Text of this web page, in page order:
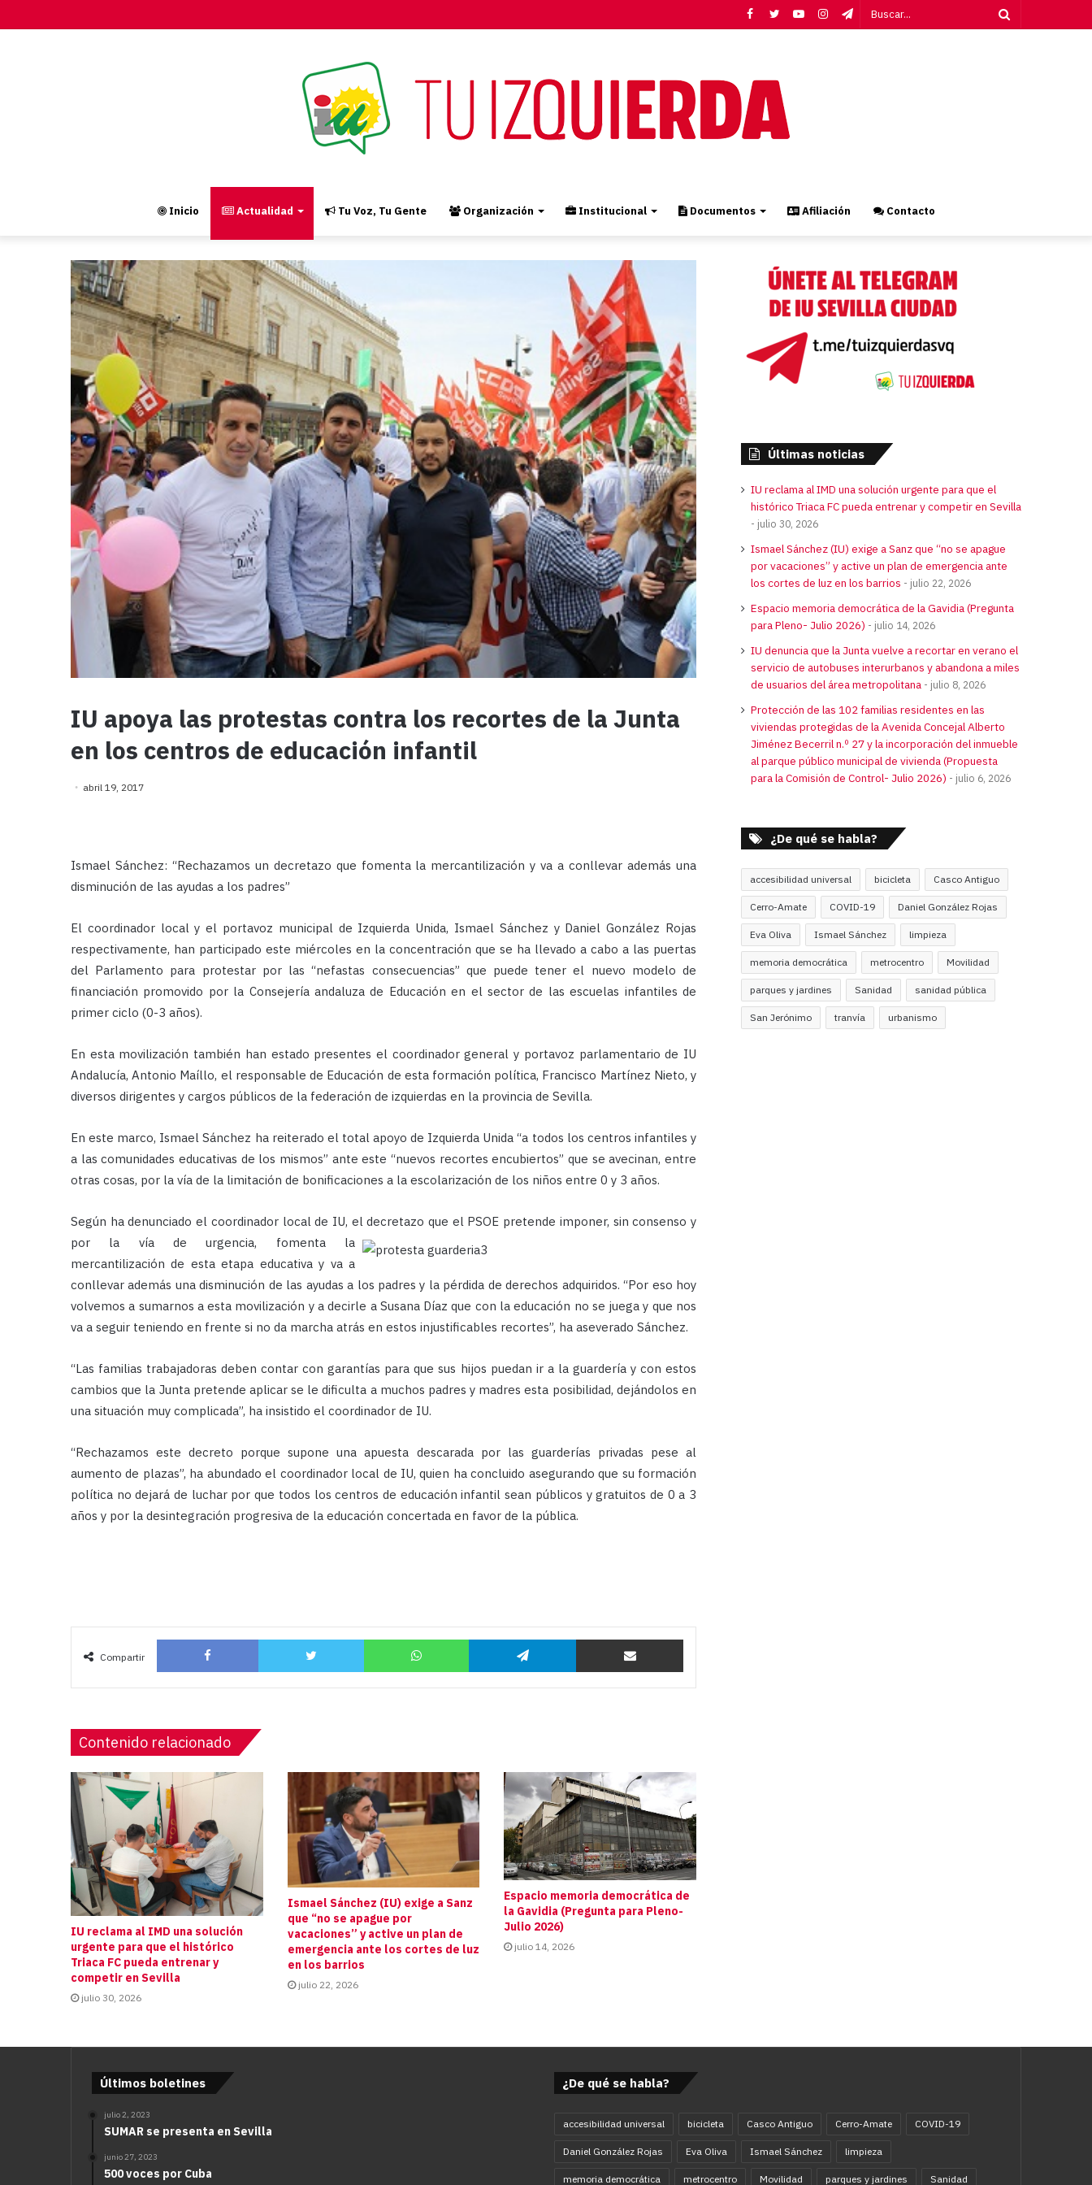
Telegram
Instagram
YouTube
Twitter
Facebook
Inicio Actualidad Tu Voz, Tu Gente Organización Institucional Documentos Afiliación Contacto
IU apoya las protestas contra los recortes de la Junta
en los centros de educación infantil
abril 19, 2017
Ismael Sánchez: “Rechazamos un decretazo que fomenta la mercantilización y va a conllevar además una
disminución de las ayudas a los padres”
El coordinador local y el portavoz municipal de Izquierda Unida, Ismael Sánchez y Daniel González Rojas
respectivamente, han participado este miércoles en la concentración que se ha llevado a cabo a las puertas
del Parlamento para protestar por las “nefastas consecuencias” que puede tener el nuevo modelo de
financiación promovido por la Consejería andaluza de Educación en el sector de las escuelas infantiles de
primer ciclo (0-3 años).
En esta movilización también han estado presentes el coordinador general y portavoz parlamentario de IU
Andalucía, Antonio Maíllo, el responsable de Educación de esta formación política, Francisco Martínez Nieto, y
diversos dirigentes y cargos públicos de la federación de izquierdas en la provincia de Sevilla.
En este marco, Ismael Sánchez ha reiterado el total apoyo de Izquierda Unida “a todos los centros infantiles y
a las comunidades educativas de los mismos” ante este “nuevos recortes encubiertos” que se avecinan, entre
otras cosas, por la vía de la limitación de bonificaciones a la escolarización de los niños entre 0 y 3 años.
Según ha denunciado el coordinador local de IU, el decretazo que el PSOE pretende imponer, sin consenso y
por la vía de urgencia, fomenta la
mercantilización de esta etapa educativa y va a
conllevar además una disminución de las ayudas a los padres y la pérdida de derechos adquiridos. “Por eso hoy
volvemos a sumarnos a esta movilización y a decirle a Susana Díaz que con la educación no se juega y que nos
va a seguir teniendo en frente si no da marcha atrás en estos injustificables recortes”, ha aseverado Sánchez.
“Las familias trabajadoras deben contar con garantías para que sus hijos puedan ir a la guardería y con estos
cambios que la Junta pretende aplicar se le dificulta a muchos padres y madres esta posibilidad, dejándolos en
una situación muy complicada”, ha insistido el coordinador de IU.
“Rechazamos este decreto porque supone una apuesta descarada por las guarderías privadas pese al
aumento de plazas”, ha abundado el coordinador local de IU, quien ha concluido asegurando que su formación
política no dejará de luchar por que todos los centros de educación infantil sean públicos y gratuitos de 0 a 3
años y por la desintegración progresiva de la educación concertada en favor de la pública.
Compartir
Facebook Twitter WhatsApp Telegram Compartir por correo
Contenido relacionado
IU reclama al IMD una solución
urgente para que el histórico
Triaca FC pueda entrenar y
competir en Sevilla
julio 30, 2026
Ismael Sánchez (IU) exige a Sanz
que “no se apague por
vacaciones” y active un plan de
emergencia ante los cortes de luz
en los barrios
julio 22, 2026
Espacio memoria democrática de
la Gavidia (Pregunta para Pleno-
Julio 2026)
julio 14, 2026
Últimas noticias
IU reclama al IMD una solución urgente para que el
histórico Triaca FC pueda entrenar y competir en Sevilla
julio 30, 2026
Ismael Sánchez (IU) exige a Sanz que “no se apague
por vacaciones” y active un plan de emergencia ante
los cortes de luz en los barrios
julio 22, 2026
Espacio memoria democrática de la Gavidia (Pregunta
para Pleno- Julio 2026)
julio 14, 2026
IU denuncia que la Junta vuelve a recortar en verano el
servicio de autobuses interurbanos y abandona a miles
de usuarios del área metropolitana
julio 8, 2026
Protección de las 102 familias residentes en las
viviendas protegidas de la Avenida Concejal Alberto
Jiménez Becerril n.º 27 y la incorporación del inmueble
al parque público municipal de vivienda (Propuesta
para la Comisión de Control- Julio 2026)
julio 6, 2026
¿De qué se habla?
accesibilidad universal bicicleta Casco Antiguo
Cerro-Amate COVID-19 Daniel González Rojas
Eva Oliva Ismael Sánchez limpieza
memoria democrática metrocentro Movilidad
parques y jardines Sanidad sanidad pública
San Jerónimo tranvía urbanismo
Últimos boletines
julio 2, 2023
SUMAR se presenta en Sevilla
junio 27, 2023
500 voces por Cuba
¿De qué se habla?
accesibilidad universal bicicleta Casco Antiguo Cerro-Amate COVID-19
Daniel González Rojas Eva Oliva Ismael Sánchez limpieza
memoria democrática metrocentro Movilidad parques y jardines Sanidad